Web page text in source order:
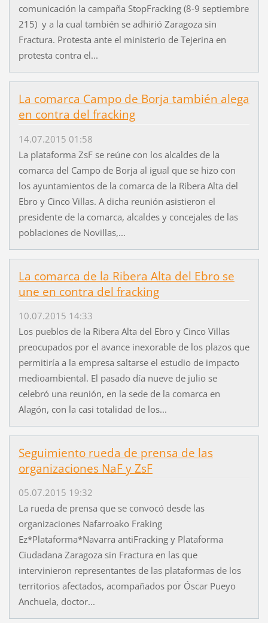
comunicación la campaña StopFracking (8-9 septiembre
215) y a la cual también se adhirió Zaragoza sin
Fractura. Protesta ante el ministerio de Tejerina en
protesta contra el...
La comarca Campo de Borja también alega
en contra del fracking
14.07.2015 01:58
La plataforma ZsF se reúne con los alcaldes de la
comarca del Campo de Borja al igual que se hizo con
los ayuntamientos de la comarca de la Ribera Alta del
Ebro y Cinco Villas. A dicha reunión asistieron el
presidente de la comarca, alcaldes y concejales de las
poblaciones de Novillas,...
La comarca de la Ribera Alta del Ebro se
une en contra del fracking
10.07.2015 14:33
Los pueblos de la Ribera Alta del Ebro y Cinco Villas
preocupados por el avance inexorable de los plazos que
permitiría a la empresa saltarse el estudio de impacto
medioambiental. El pasado día nueve de julio se
celebró una reunión, en la sede de la comarca en
Alagón, con la casi totalidad de los...
Seguimiento rueda de prensa de las
organizaciones NaF y ZsF
05.07.2015 19:32
La rueda de prensa que se convocó desde las
organizaciones Nafarroako Fraking
Ez*Plataforma*Navarra antiFracking y Plataforma
Ciudadana Zaragoza sin Fractura en las que
intervinieron representantes de las plataformas de los
territorios afectados, acompañados por Óscar Pueyo
Anchuela, doctor...